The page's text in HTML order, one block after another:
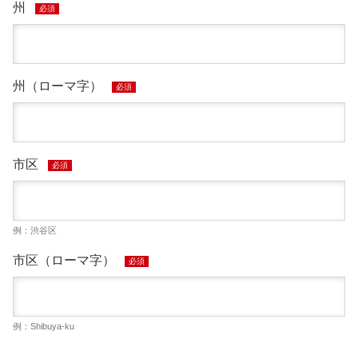
州 必須
州（ローマ字） 必須
市区 必須
例：渋谷区
市区（ローマ字） 必須
例：Shibuya-ku